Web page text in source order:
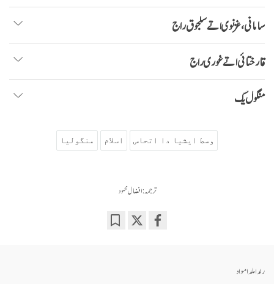
سامانی، غزنوی اتے سلجوق راج
قارختائی اتے غوری راج
منگول یگ
وسط ایشیا دا اتحاس اسلام منگولیا
ترجمہ: افضال محمود
رلدا ملدا مواد